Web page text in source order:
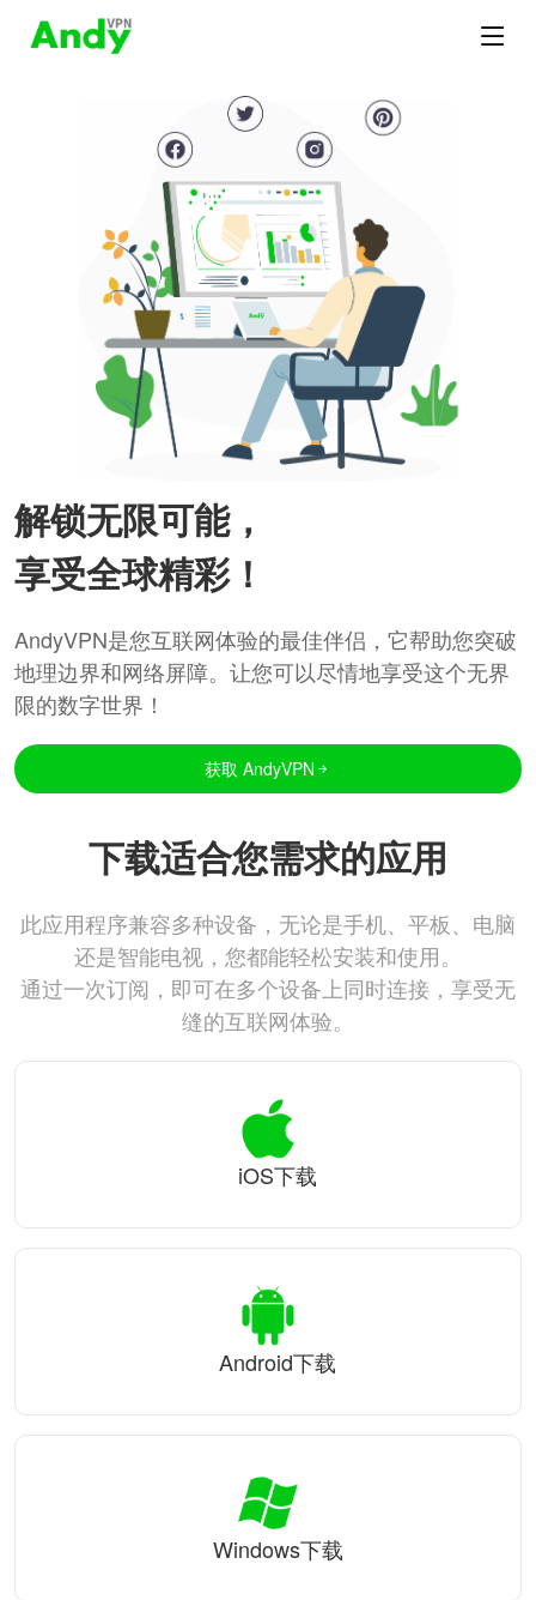
解锁无限可能，
享受全球精彩！
AndyVPN是您互联网体验的最佳伴侣，它帮助您突破
地理边界和网络屏障。让您可以尽情地享受这个无界
限的数字世界！
获取 AndyVPN
下载适合您需求的应用
此应用程序兼容多种设备，无论是手机、平板、电脑
还是智能电视，您都能轻松安装和使用。
通过一次订阅，即可在多个设备上同时连接，享受无
缝的互联网体验。
iOS下载
Android下载
Windows下载